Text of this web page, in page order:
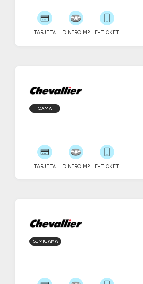
TARJETA DINERO MP E-TICKET
CAMA
TARJETA DINERO MP E-TICKET
SEMICAMA